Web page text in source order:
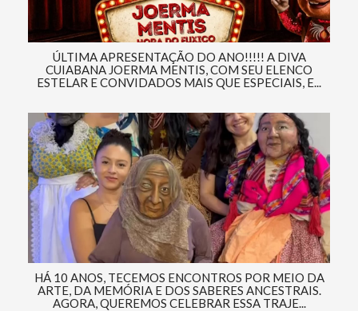
ÚLTIMA APRESENTAÇÃO DO ANO!!!!! A DIVA
CUIABANA JOERMA MENTIS, COM SEU ELENCO
ESTELAR E CONVIDADOS MAIS QUE ESPECIAIS, E...
HÁ 10 ANOS, TECEMOS ENCONTROS POR MEIO DA
ARTE, DA MEMÓRIA E DOS SABERES ANCESTRAIS.
AGORA, QUEREMOS CELEBRAR ESSA TRAJE...